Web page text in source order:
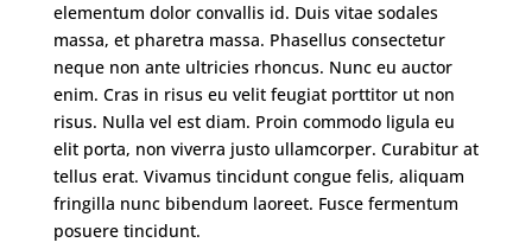
elementum dolor convallis id. Duis vitae sodales
massa, et pharetra massa. Phasellus consectetur
neque non ante ultricies rhoncus. Nunc eu auctor
enim. Cras in risus eu velit feugiat porttitor ut non
risus. Nulla vel est diam. Proin commodo ligula eu
elit porta, non viverra justo ullamcorper. Curabitur at
tellus erat. Vivamus tincidunt congue felis, aliquam
fringilla nunc bibendum laoreet. Fusce fermentum
posuere tincidunt.